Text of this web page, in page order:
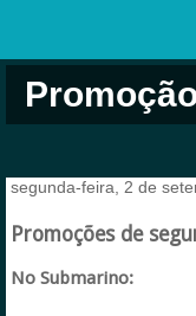
segunda-feira, 2 de
Promoções de
No Submarino: